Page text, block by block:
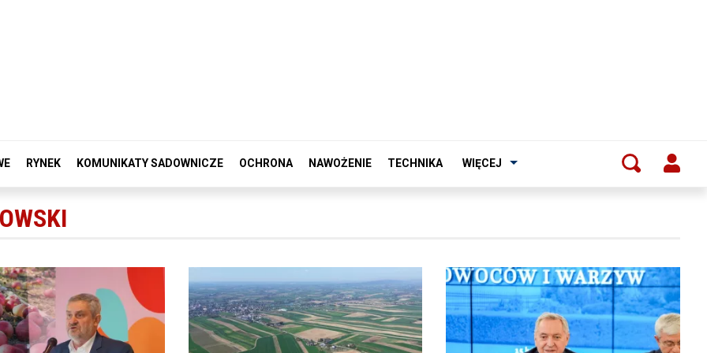
RYNEK KOMUNIKATY SADOWNICZE OCHRONA NAWOŻENIE TECHNIKA WIĘCEJ